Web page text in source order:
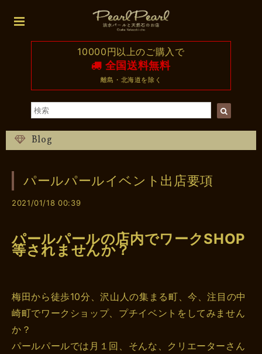
10000円以上のご購入で
全国送料無料
離島・北海道を除く
Blog
パールパールイベント出店要項
2021/01/18 00:39
パールパールの店内でワークSHOP
等されませんか？
梅田から徒歩10分、沢山人の集まる町、今、注目の中
崎町でワークショップ、プチイベントをしてみません
か？
パールパールでは月１回、そんな、クリエーターさん